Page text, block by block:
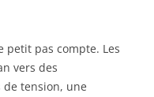
pas compte. Les
vers des
tension, une